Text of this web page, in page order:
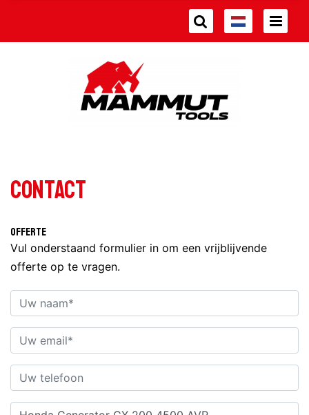
Contact
Offerte
Vul onderstaand formulier in om een vrijblijvende
offerte op te vragen.